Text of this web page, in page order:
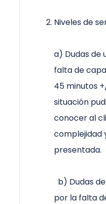
Niveles de
a) Dudas de
falta de
45 minutos
situación
conocer al
complejidad
presentada.
b) Dudas
por la falta